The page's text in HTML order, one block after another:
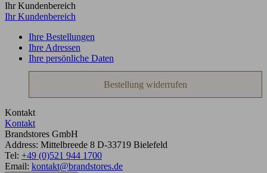
Ihr Kundenbereich
Ihr Kundenbereich
Ihre Bestellungen
Ihre Adressen
Ihre persönliche Daten
Bestellung widerrufen
Kontakt
Kontakt
Brandstores GmbH
Address: Mittelbreede 8 D-33719 Bielefeld
Tel: +49 (0)521 944 1700
Email: kontakt@brandstores.de